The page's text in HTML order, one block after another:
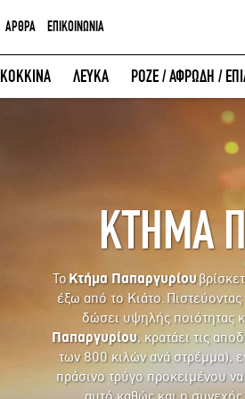
ΑΡΘΡΑ ΕΠΙΚΟΙΝΩΝΙΑ
ΚΟΚΚΙΝΑ ΛΕΥΚΑ ΡΟΖΕ / ΑΦΡΩΔΗ /
ΚΤΗΜΑ
ToΚτήμα Παπαργυρίου
έξω από το Κιάτο.
δώσει υψηλής ποιότητας
Παπαργυρίου, κρατάει τις
των 800 κιλών ανά στρέμμα),
πράσινο τρύγο προκειμένου
αυτό καθώς και η